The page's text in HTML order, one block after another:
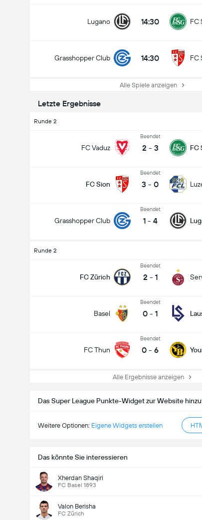
Lugano 14:30 FC
Grasshopper Club 14:30 FC
Alle Spiele anzeigen
Letzte Ergebnisse
Runde 2
FC Vaduz
Beendet
2 - 3 FC
FC Sion
Beendet
3 - 0
Grasshopper Club
Beendet
1 - 4
Runde 2
FC Zürich
Beendet
2 - 1
Basel
Beendet
0 - 1
FC Thun
Beendet
0 - 6
Alle Ergebnisse anzeigen
Das Super League Punkte-Widget zur Website
Weitere Optionen: Eigene Widgets erstellen
Das könnte Sie interessieren
Xherdan Shaqiri
FC Basel 1893
Valon Berisha
FC Zürich